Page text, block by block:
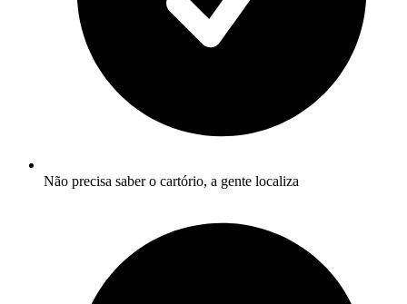
Não precisa saber o cartório, a gente localiza